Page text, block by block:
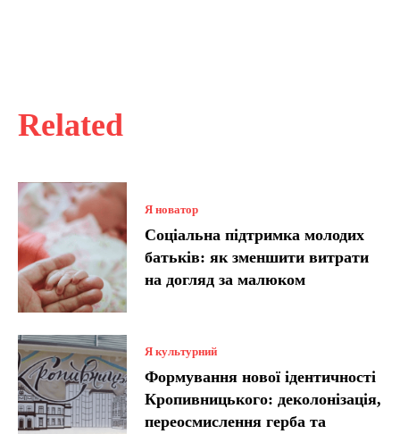
Related
Я новатор
Соціальна підтримка молодих
батьків: як зменшити витрати
на догляд за малюком
Я культурний
Формування нової ідентичності
Кропивницького: деколонізація,
переосмислення герба та